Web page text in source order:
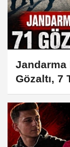
Jandarma
Gözaltı, 7